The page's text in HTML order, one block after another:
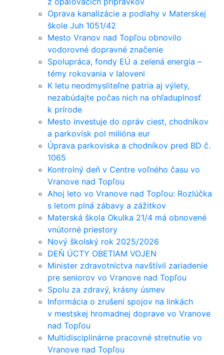
Oprava kanalizácie a podlahy v Materskej
škole Juh 1051/42
Mesto Vranov nad Topľou obnovilo
vodorovné dopravné značenie
Spolupráca, fondy EÚ a zelená energia –
témy rokovania v Ialoveni
K letu neodmysliteľne patria aj výlety,
nezabúdajte počas nich na ohľaduplnosť
k prírode
Mesto investuje do opráv ciest, chodníkov
a parkovísk pol milióna eur
Úprava parkoviska a chodníkov pred BD č.
1065
Kontrolný deň v Centre voľného času vo
Vranove nad Topľou
Ahoj leto vo Vranove nad Topľou: Rozlúčka
s letom plná zábavy a zážitkov
Materská škola Okulka 21/4 má obnovené
vnútorné priestory
Nový školský rok 2025/2026
DEŇ ÚCTY OBETIAM VOJEN
Minister zdravotníctva navštívil zariadenie
pre seniorov vo Vranove nad Topľou
Spolu za zdravý, krásny úsmev
Informácia o zrušení spojov na linkách
v mestskej hromadnej doprave vo Vranove
nad Topľou
Multidisciplinárne pracovné stretnutie vo
Vranove nad Topľou